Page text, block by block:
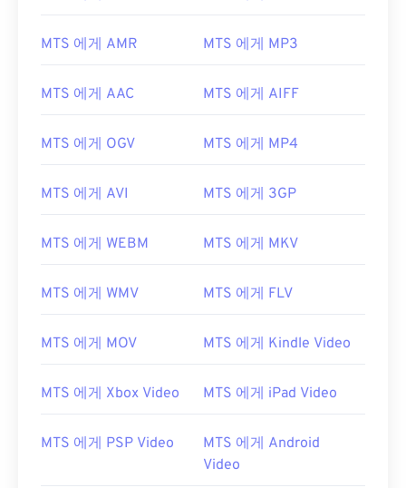
MTS 에게 AMR MTS 에게 MP3
MTS 에게 AAC MTS 에게 AIFF
MTS 에게 OGV MTS 에게 MP4
MTS 에게 AVI MTS 에게 3GP
MTS 에게 WEBM MTS 에게 MKV
MTS 에게 WMV MTS 에게 FLV
MTS 에게 MOV MTS 에게 Kindle Video
MTS 에게 Xbox Video MTS 에게 iPad Video
MTS 에게 PSP Video
MTS 에게 Android
Video